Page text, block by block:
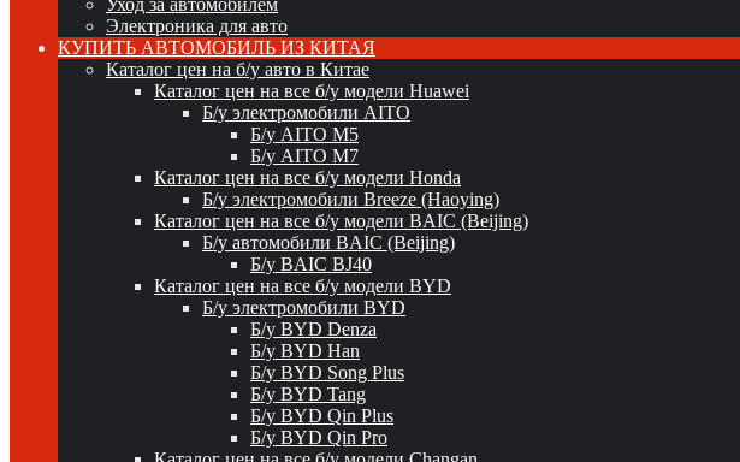
Уход за автомобилем
Электроника для авто
КУПИТЬ АВТОМОБИЛЬ ИЗ КИТАЯ
Каталог цен на б/у авто в Китае
Каталог цен на все б/у модели Huawei
Б/у электромобили AITO
Б/у AITO M5
Б/у AITO M7
Каталог цен на все б/у модели Honda
Б/у электромобили Breeze (Haoying)
Каталог цен на все б/у модели BAIC (Beijing)
Б/у автомобили BAIC (Beijing)
Б/у BAIC BJ40
Каталог цен на все б/у модели BYD
Б/у электромобили BYD
Б/у BYD Denza
Б/у BYD Han
Б/у BYD Song Plus
Б/у BYD Tang
Б/у BYD Qin Plus
Б/у BYD Qin Pro